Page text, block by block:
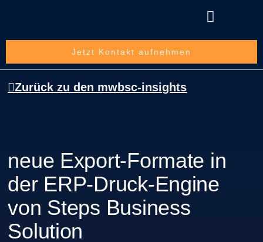
Jetzt Kontakt aufnehmen
Zurück zu den mwbsc-insights
neue Export-Formate in
der ERP-Druck-Engine
von Steps Business
Solution